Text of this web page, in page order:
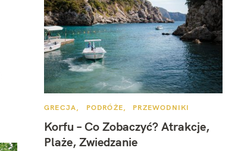
K
T
E
G
O
GRECJA PODRÓŻE PRZEWODNIKI
Korfu – Co Zobaczyć? Atrakcje,
Plaże, Zwiedzanie